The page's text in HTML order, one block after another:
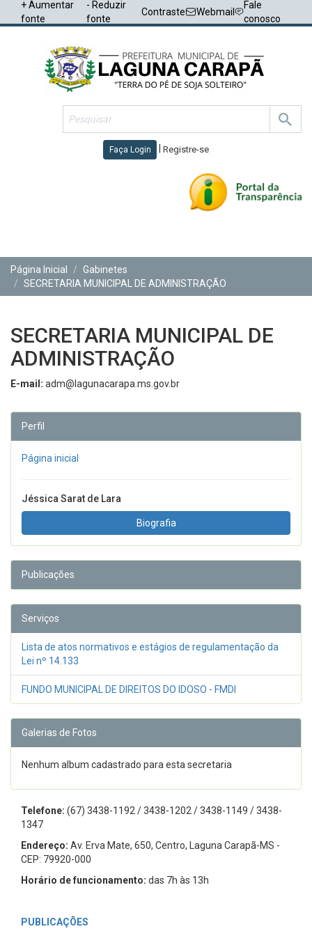
+ Aumentar
fonte
- Reduzir
fonte
Contraste Webmail
Fale
conosco
Faça Login Registre-se
Página Inicial
Gabinetes
SECRETARIA MUNICIPAL DE ADMINISTRAÇÃO
SECRETARIA MUNICIPAL DE
ADMINISTRAÇÃO
E-mail: adm@lagunacarapa.ms.gov.br
Perfil
Página inicial
Jéssica Sarat de Lara
Biografia
Publicações
Serviços
Lista de atos normativos e estágios de regulamentação da
Lei nº 14.133
FUNDO MUNICIPAL DE DIREITOS DO IDOSO - FMDI
Galerias de Fotos
Nenhum album cadastrado para esta secretaria
Telefone: (67) 3438-1192 / 3438-1202 / 3438-1149 / 3438-
1347
Endereço: Av. Erva Mate, 650, Centro, Laguna Carapã-MS -
CEP: 79920-000
Horário de funcionamento: das 7h às 13h
PUBLICAÇÕES